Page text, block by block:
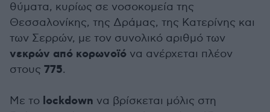
θύματα, κυρίως σε νοσοκομεία της
Θεσσαλονίκης, της Δράμας, της Κατερίνης και
των Σερρών, με τον συνολικό αριθμό των
νεκρών από κορωνοϊό να ανέρχεται πλέον
στους 775.
Με το lockdown να βρίσκεται μόλις στη